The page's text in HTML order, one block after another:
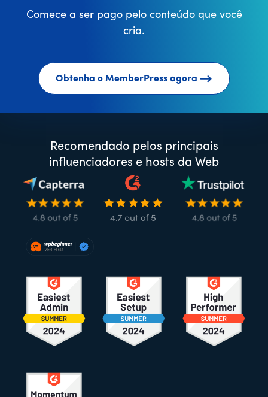
Comece a ser pago pelo conteúdo que você
cria.
Obtenha o MemberPress agora
Recomendado pelos principais
influenciadores e hosts da Web